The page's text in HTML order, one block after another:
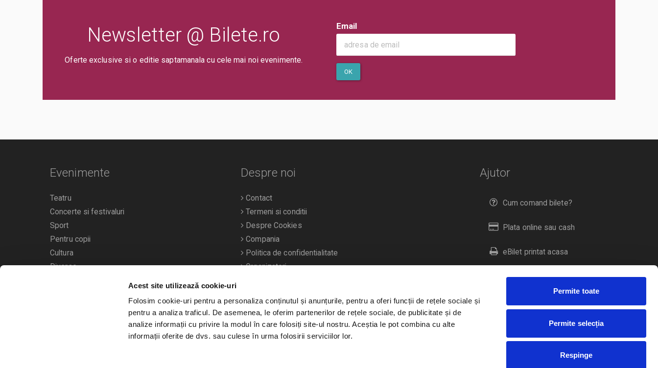
Acest site utilizează cookie-uri
Folosim cookie-uri pentru a personaliza conținutul și anunțurile, pentru a oferi funcții de rețele sociale și
pentru a analiza traficul. De asemenea, le oferim partenerilor de rețele sociale, de publicitate și de
analize informații cu privire la modul în care folosiți site-ul nostru. Aceștia le pot combina cu alte
informații oferite de dvs. sau culese în urma folosirii serviciilor lor.
Permite toate
Permite selecția
Respinge
Newsletter @ Bilete.ro
Oferte exclusive si o editie saptamanala cu cele mai noi evenimente.
Email
OK
Ajutor
Cum comand bilete?
Plata online sau cash
eBilet printat acasa
Livrare prin curier
Duplicare bilete
Evenimente
Teatru
Concerte si festivaluri
Sport
Pentru copii
Cultura
Diverse
Calendarul evenimentelor
Despre noi
Contact
Termeni si conditii
Despre Cookies
Compania
Politica de confidentialitate
Organizatori